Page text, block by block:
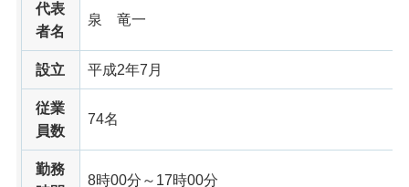
代表
者名
泉 竜一
設立 平成2年7月
従業
員数
74名
勤務
8時00分～17時00分